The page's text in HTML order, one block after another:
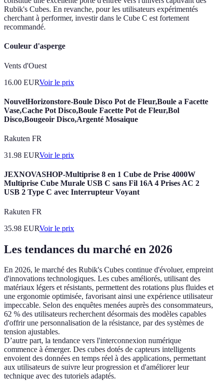
Rubik's Cubes. En revanche, pour les utilisateurs expérimentés
cherchant à performer, investir dans le Cube C est fortement
recommandé.
Couleur d'asperge
Vents d'Ouest
16.00 EURVoir le prix
NouvelHorizonstore-Boule Disco Pot de Fleur,Boule a Facette
Vase,Cache Pot Disco,Boule Facette Pot de Fleur,Bol
Disco,Bougeoir Disco,Argenté Mosaique
Rakuten FR
31.98 EURVoir le prix
JEXNOVASHOP-Multiprise 8 en 1 Cube de Prise 4000W
Multiprise Cube Murale USB C sans Fil 16A 4 Prises AC 2
USB 2 Type C avec Interrupteur Voyant
Rakuten FR
35.98 EURVoir le prix
Les tendances du marché en 2026
En 2026, le marché des Rubik's Cubes continue d'évoluer, empreint
d'innovations technologiques. Les cubes améliorés, utilisant des
matériaux légers et résistants, permettent des rotations plus fluides et
une ergonomie optimisée, favorisant ainsi une expérience utilisateur
impeccable. Selon des enquêtes menées auprès des consommateurs,
62 % des utilisateurs recherchent désormais des modèles capables
d'offrir une personnalisation de la résistance, par des systèmes de
tension ajustables.
D’autre part, la tendance vers l'interconnexion numérique
commence à émerger. Des cubes dotés de capteurs intelligents
envoient des données en temps réel à des applications, permettant
aux utilisateurs de suivre leur progression et d'améliorer leur
technique avec des tutoriels adaptés.